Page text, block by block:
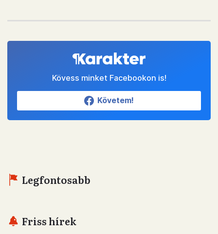
Kövess minket Facebookon is!
Követem!
Legfontosabb
Friss hírek